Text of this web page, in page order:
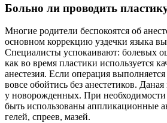
Больно ли проводить
Многие родители беспокоятся об
основном коррекцию уздечки языка
Специалисты успокаивают: болевых
как во время пластики используется
анестезия. Если операция
вовсе обойтись без анестетиков.
у новорожденных. При необходимости
быть использованы аппликационные
гелей, спреев, мазей.